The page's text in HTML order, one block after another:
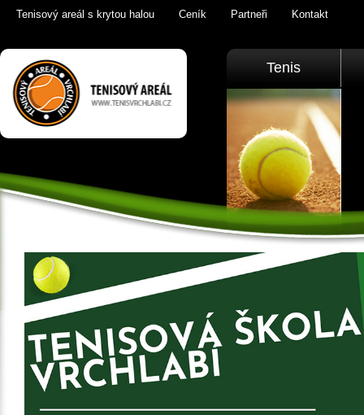
Tenisový areál s krytou halou Ceník Partneři Kontakt
Tenis Vrchlabí
golfový trenažér,
sauna,
KrkonošeTenis
Tenis